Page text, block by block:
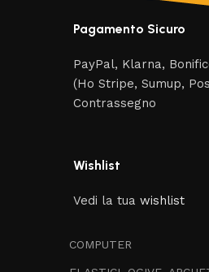
Pagamento Sicuro
PayPal, Klarna,
(Ho Stripe, Sumup,
Contrassegno
Wishlist
Vedi la tuawishlist
COMPUTER